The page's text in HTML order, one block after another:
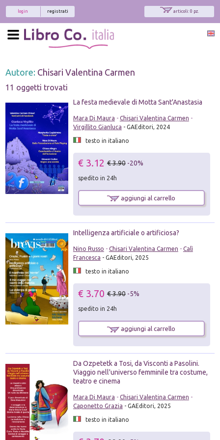
articoli: 0 pz.
registrati
login
Autore: Chisari Valentina Carmen
11 oggetti trovati
La festa medievale di Motta Sant'Anastasia
Mara Di Maura - Chisari Valentina Carmen -
Virgillito Gianluca - GAEditori, 2024
testo in italiano
€ 3.12 € 3.90 -20%
spedito in 24h
aggiungi al carrello
Intelligenza artificiale o artificiosa?
Nino Russo - Chisari Valentina Carmen - Calì
Francesca - GAEditori, 2025
testo in italiano
€ 3.70 € 3.90 -5%
spedito in 24h
aggiungi al carrello
Da Ozpetetk a Tosi, da Visconti a Pasolini.
Viaggio nell'universo femminile tra costume,
teatro e cinema
Mara Di Maura - Chisari Valentina Carmen -
Caponetto Grazia - GAEditori, 2025
testo in italiano